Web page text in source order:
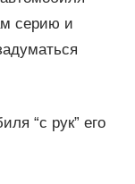
серию и
“с рук” его